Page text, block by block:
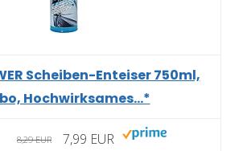
Scheiben-Enteiser 750ml,
Hochwirksames...*
8,29 EUR 7,99 EUR